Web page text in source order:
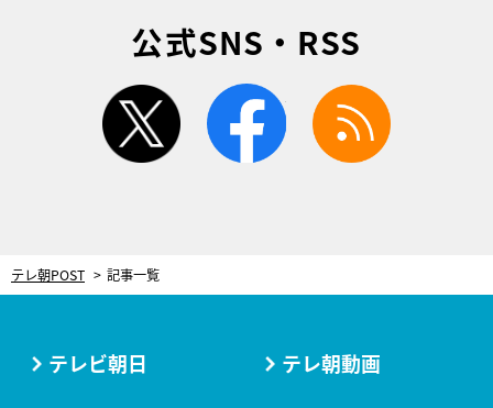
公式SNS・RSS
twitter facebook
テレ朝POST 記事一覧
テレビ朝日 テレ朝動画